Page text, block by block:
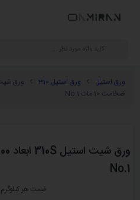
ورق استیل ورق استیل 310
ضخامت 10 مات No.1
No.1
قیمت هر کیلوگرم